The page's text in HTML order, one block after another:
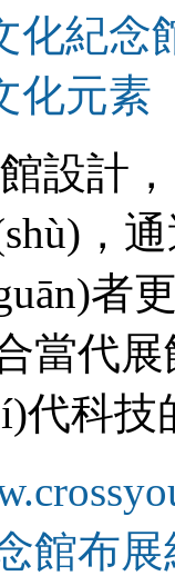
化紀念
化元素
設計
，
者
當代展
科技的同
館布展